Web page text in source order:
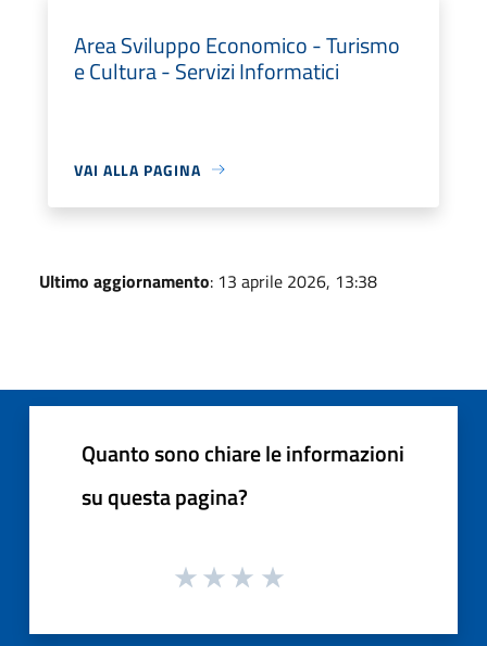
Area Sviluppo Economico - Turismo
e Cultura - Servizi Informatici
VAI ALLA PAGINA
Ultimo aggiornamento: 13 aprile 2026, 13:38
Quanto sono chiare le informazioni
su questa pagina?